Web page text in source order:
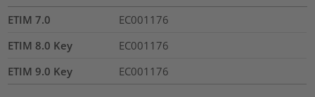
ETIM 7.0
EC001176
ETIM 8.0 Key
EC001176
ETIM 9.0 Key
EC001176